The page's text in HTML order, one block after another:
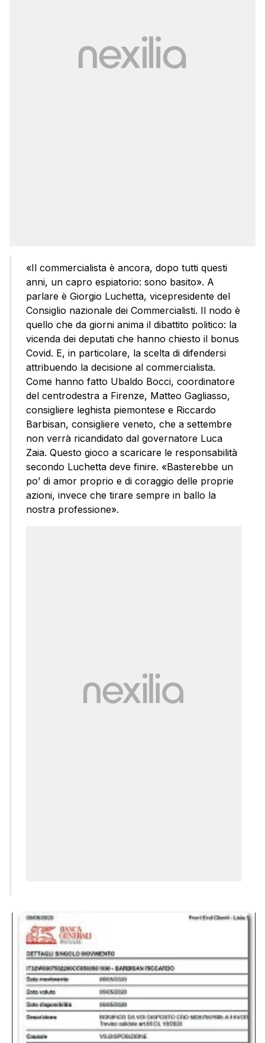
«Il commercialista è ancora, dopo tutti questi
anni, un capro espiatorio: sono basito». A
parlare è Giorgio Luchetta, vicepresidente del
Consiglio nazionale dei Commercialisti. Il nodo è
quello che da giorni anima il dibattito politico: la
vicenda dei deputati che hanno chiesto il bonus
Covid. E, in particolare, la scelta di difendersi
attribuendo la decisione al commercialista.
Come hanno fatto Ubaldo Bocci, coordinatore
del centrodestra a Firenze, Matteo Gagliasso,
consigliere leghista piemontese e Riccardo
Barbisan, consigliere veneto, che a settembre
non verrà ricandidato dal governatore Luca
Zaia. Questo gioco a scaricare le responsabilità
secondo Luchetta deve finire. «Basterebbe un
po’ di amor proprio e di coraggio delle proprie
azioni, invece che tirare sempre in ballo la
nostra professione».